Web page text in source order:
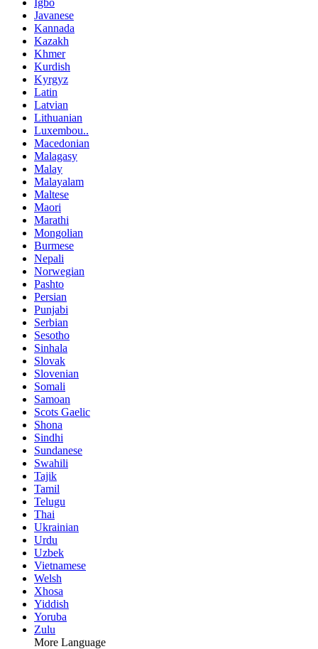
Igbo
Javanese
Kannada
Kazakh
Khmer
Kurdish
Kyrgyz
Latin
Latvian
Lithuanian
Luxembou..
Macedonian
Malagasy
Malay
Malayalam
Maltese
Maori
Marathi
Mongolian
Burmese
Nepali
Norwegian
Pashto
Persian
Punjabi
Serbian
Sesotho
Sinhala
Slovak
Slovenian
Somali
Samoan
Scots Gaelic
Shona
Sindhi
Sundanese
Swahili
Tajik
Tamil
Telugu
Thai
Ukrainian
Urdu
Uzbek
Vietnamese
Welsh
Xhosa
Yiddish
Yoruba
Zulu
More Language